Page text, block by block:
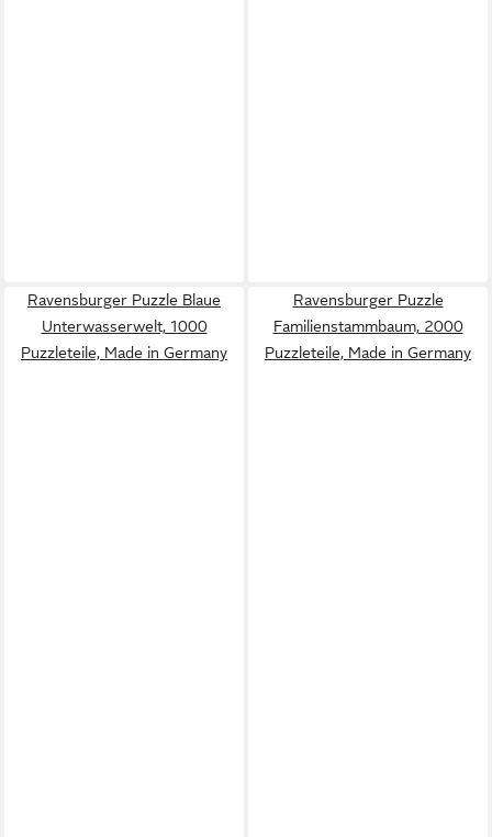
Ravensburger Puzzle Blaue
Unterwasserwelt, 1000
Puzzleteile, Made in Germany
Ravensburger Puzzle
Familienstammbaum, 2000
Puzzleteile, Made in Germany